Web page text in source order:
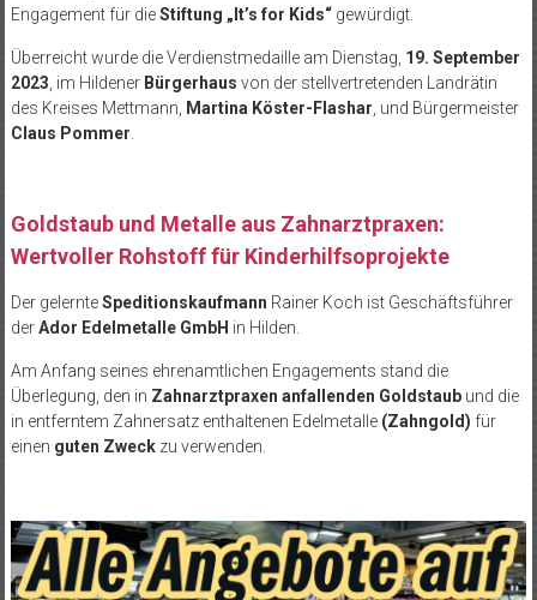
Engagement für dieStiftung „It’s for Kids“gewürdigt.
Überreicht wurde die Verdienstmedaille am Dienstag, 19. September
2023 , im Hildener Bürgerhaus von der stellvertretenden Landrätin
des Kreises Mettmann, Martina Köster-Flashar , und Bürgermeister
Claus Pommer
Goldstaub und Metalle aus Zahnarztpraxen:
Wertvoller Rohstoff für Kinderhilfsoprojekte
Der gelernteSpeditionskaufmann Rainer Koch ist Geschäftsführer
derAdor Edelmetalle GmbH in Hilden.
Am Anfang seines ehrenamtlichen Engagements stand die
Überlegung, den in Zahnarztpraxen anfallenden Goldstaubund die
in entferntem Zahnersatz enthaltenen Edelmetalle (Zahngold) für
einen guten Zweckzu verwenden.